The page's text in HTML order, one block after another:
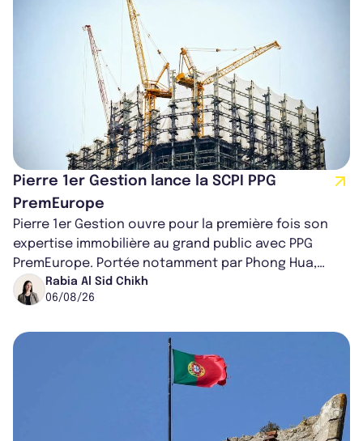
Pierre 1er Gestion lance la SCPI PPG
PremEurope
Pierre 1er Gestion ouvre pour la première fois son
expertise immobilière au grand public avec PPG
PremEurope. Portée notamment par Phong Hua,
ancien directeur des investissements d...
Rabia Al Sid Chikh
06/08/26